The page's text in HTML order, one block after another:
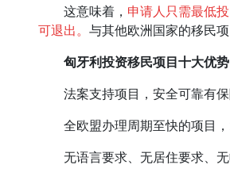
这意味着， 申请人只需最低
可退出。 与其他欧洲国家的移民
匈牙利投资移民项目十大优势
法案支持项目，安全可靠有
全欧盟办理周期至快的项目，
无语言要求、无居住要求、无